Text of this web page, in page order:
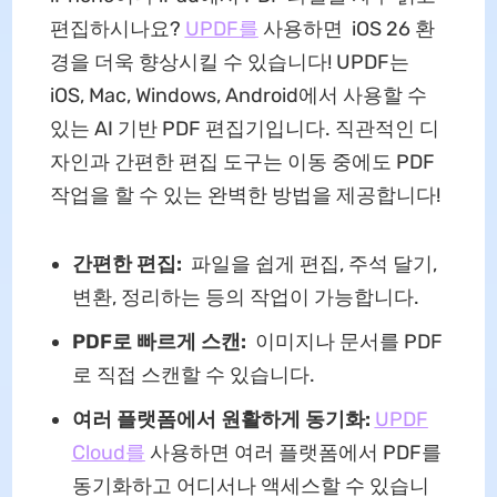
편집하시나요? UPDF를 사용하면 iOS 26 환
경을 더욱 향상시킬 수 있습니다! UPDF는
iOS, Mac, Windows, Android에서 사용할 수
있는 AI 기반 PDF 편집기입니다. 직관적인 디
자인과 간편한 편집 도구는 이동 중에도 PDF
작업을 할 수 있는 완벽한 방법을 제공합니다!
간편한 편집: 파일을 쉽게 편집, 주석 달기,
변환, 정리하는 등의 작업이 가능합니다.
PDF로 빠르게 스캔: 이미지나 문서를 PDF
로 직접 스캔할 수 있습니다.
여러 플랫폼에서 원활하게 동기화: UPDF
Cloud를 사용하면 여러 플랫폼에서 PDF를
동기화하고 어디서나 액세스할 수 있습니